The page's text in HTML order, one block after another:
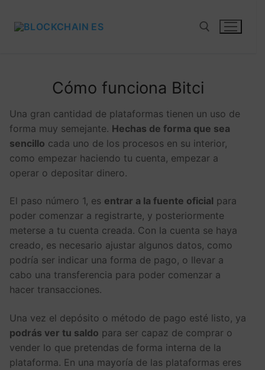
Cómo funciona Bitci
Una gran cantidad de plataformas tienen un uso de
forma muy semejante. Hechas de forma que sea
sencillo cada uno de los procesos en su interior,
como empezar haciendo tu cuenta, empezar a
operar o depositar dinero.
El paso número 1, es entrar a la fuente oficial para
poder comenzar a registrarte, y posteriormente
meterse a tu cuenta creada. Con la cuenta se haya
creado, es necesario ajustar algunos datos, como
podría ser indicar una forma de pago, o llevar a
cabo una transferencia para poder comenzar a
hacer transacciones.
Una vez el depósito o método de pago esté listo, ya
podrás ver tu saldo para ser capaz de comprar o
vender lo que pretendas de forma interna de la
plataforma. En una mayoría de las plataformas eres